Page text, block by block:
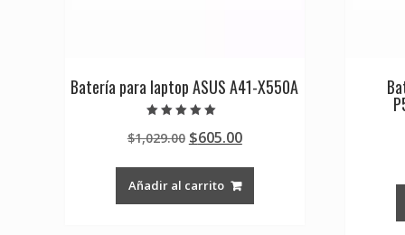
Batería para laptop ASUS A41-X550A
5.00
de 5
$1,029.00 Original
was:
$1,029.00.
$605.00Current
$605.00.
Añadir al carrito